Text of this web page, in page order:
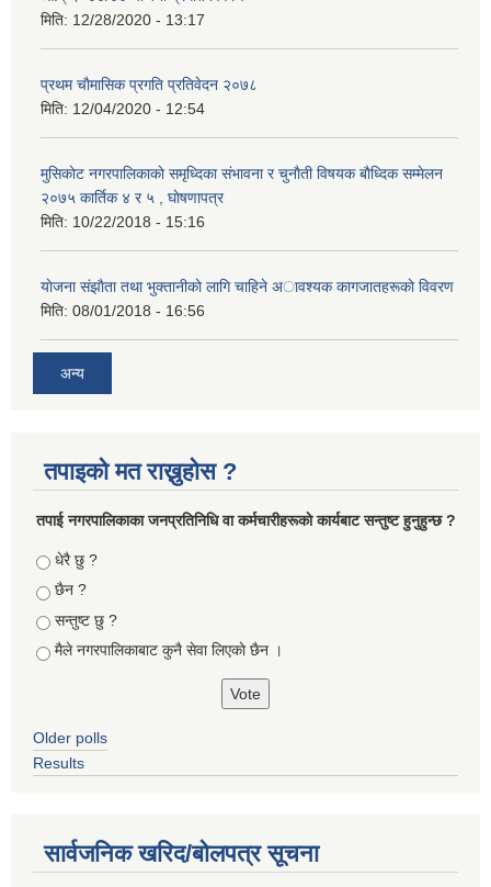
मिति: 12/28/2020 - 13:17
प्रथम चाैमासिक प्रगति प्रतिवेदन २०७८
मिति: 12/04/2020 - 12:54
मुसिकाेट नगरपालिकाकाे समृध्दिका संभावना र चुनाैती विषयक बाैध्दिक सम्मेलन
२०७५ कार्तिक ४ र ५ , घाेषणापत्र
मिति: 10/22/2018 - 15:16
याेजना संझाैता तथा भुक्तानीकाे लागि चाहिने अावश्यक कागजातहरूकाे विवरण
मिति: 08/01/2018 - 16:56
अन्य
तपाइको मत राख्नुहोस ?
तपा‌ई नगरपालिकाका जनप्रतिनिधि वा कर्मचारीहरूकाे कार्यबाट सन्तुष्ट हुनुहुन्छ ?
Choices
धेरै छु ?
छैन ?
सन्तुष्ट छु ?
मैले नगरपालिकाबाट कुनै सेवा लिएकाे छैन ।
Older polls
Results
सार्वजनिक खरिद/बोलपत्र सूचना